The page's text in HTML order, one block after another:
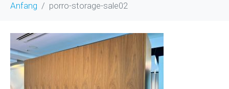
Anfang porro-storage-sale02